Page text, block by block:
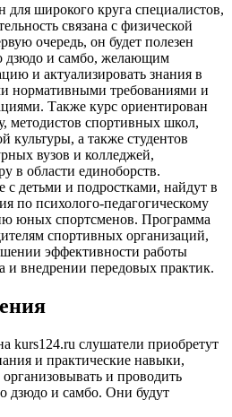
для широкого круга специалистов,
связана с физической
очередь, он будет полезен
дзюдо и самбо, желающим
и актуализировать знания в
нормативными требованиями и
Также курс ориентирован
методистов спортивных школ,
культуры, а также студентов
вузов и колледжей,
в области единоборств.
детьми и подростками, найдут в
по психолого-педагогическому
юных спортсменов. Программа
спортивных организаций,
эффективности работы
и внедрении передовых практик.
kurs124.ru слушатели приобретут
и практические навыки,
и проводить
дзюдо и самбо. Они будут